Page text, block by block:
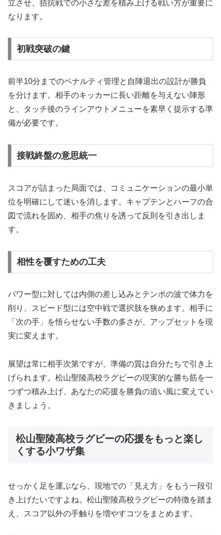
立させ、拮抗戦での小さな差を積み上げる戦い方が重要に
なります。
初戦突破の鍵
前半10分までのペナルティ管理と自陣退出の設計が勝負
を分けます。相手のキッカーに長い距離を与えない陣形
と、タッチ後のラインアウトメニューを素早く提示する準
備が必要です。
接戦終盤の意思統一
スコアが詰まった局面では、コミュニケーションの最小単
位を明確にして迷いを消します。キャプテンとハーフの合
図で流れを固め、相手の焦りを誘って反則を引き出しま
す。
相性を覆すための工夫
パワー型に対しては内側の差し込みとテンポの波で体力を
削り、スピード型には空中戦で選択肢を狭めます。相手に
「次の手」を悟らせない手数の多さが、アップセットを現
実に変えます。
展望は常に相手次第ですが、準備の質は自分たちで引き上
げられます。松山聖陵高校ラグビーの現実的な勝ち筋を一
つずつ積み上げ、あなたの応援を勝負の追い風に変えてい
きましょう。
松山聖陵高校ラグビーの応援をもっと楽し
くする小ワザ集
せっかく足を運ぶなら、現地での「見え方」をもう一段引
き上げたいですよね。松山聖陵高校ラグビーの特徴を踏ま
え、スコア以外の手触りを増やすコツをまとめます。